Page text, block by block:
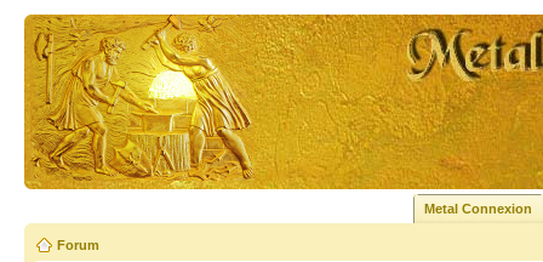
Metal Connexion
Forum